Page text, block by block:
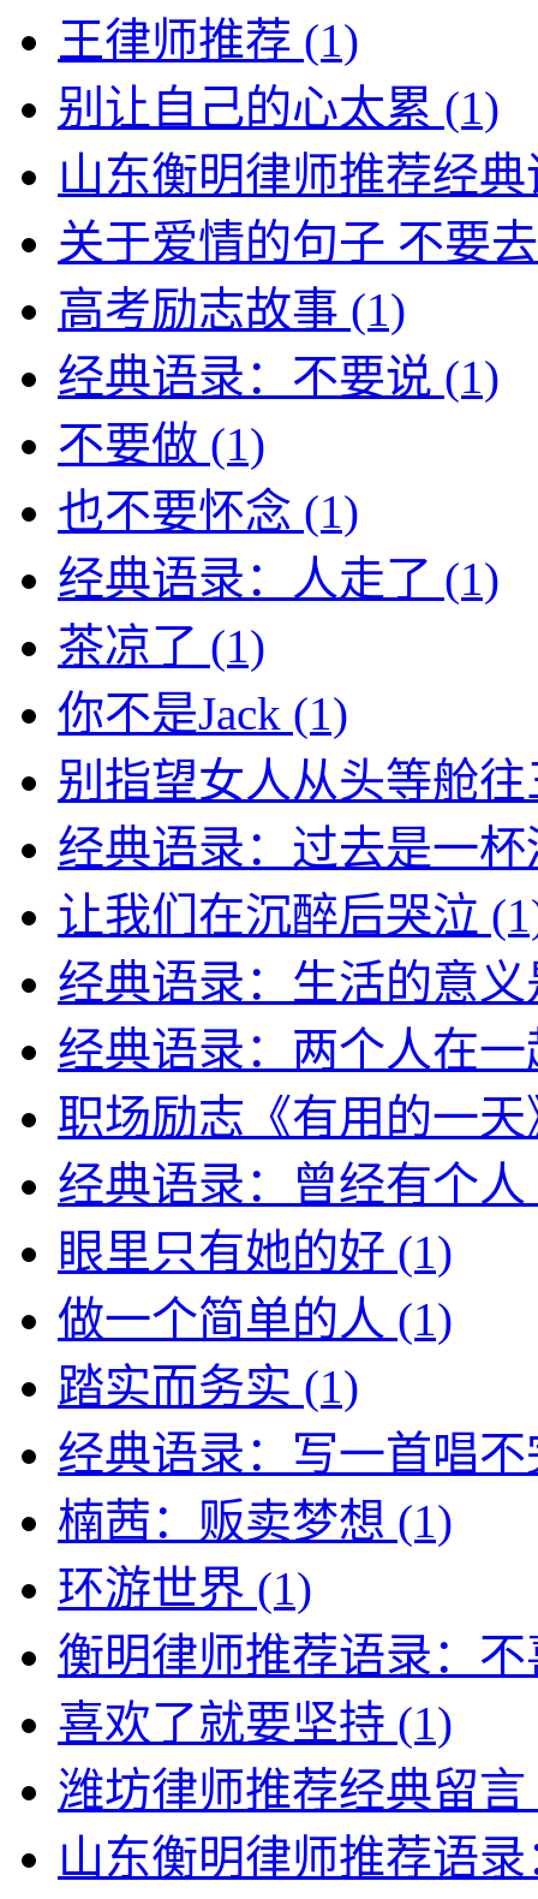
王律师推荐 (1)
别让自己的心太累 (1)
山东衡明律师推荐经
关于爱情的句子 不要
高考励志故事 (1)
经典语录：不要说 (1)
不要做 (1)
也不要怀念 (1)
经典语录：人走了 (1)
茶凉了 (1)
你不是Jack (1)
别指望女人从头等舱
经典语录：过去是一
让我们在沉醉后哭泣
经典语录：生活的意
经典语录：两个人在
职场励志《有用的一
经典语录：曾经有个人
眼里只有她的好 (1)
做一个简单的人 (1)
踏实而务实 (1)
经典语录：写一首唱
楠茜：贩卖梦想 (1)
环游世界 (1)
衡明律师推荐语录：
喜欢了就要坚持 (1)
潍坊律师推荐经典留言
山东衡明律师推荐语